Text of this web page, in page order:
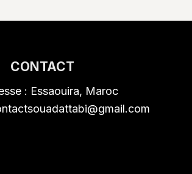
CONTACT
: Essaouira, Maroc